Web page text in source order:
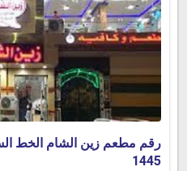
رقم مطعم زين الشام الخط
1445